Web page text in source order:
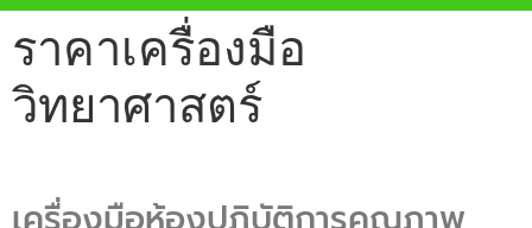
ราคาเครื่องมือ
วิทยาศาสตร์
เครื่องมือห้องปฏิบัติการคุณภาพ